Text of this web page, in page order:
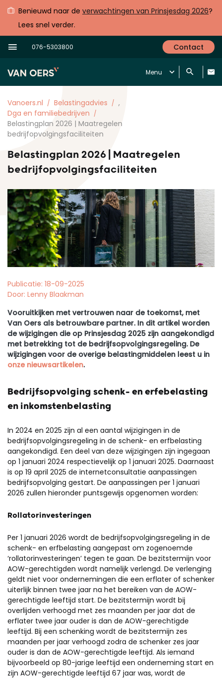
Benieuwd naar de verwachtingen van Prinsjesdag 2026?
Lees snel verder.
076-5303800 Contact
Menu
Vanoers.nl Belastingadvies
,
Dga en familiebedrijven
Belastingplan 2026 | Maatregelen
bedrijfopvolgingsfaciliteiten
Belastingplan 2026 | Maatregelen
bedrijfopvolgingsfaciliteiten
Publicatie: 18-09-2025
Door: Lenny Blaakman
Vooruitkijken met vertrouwen naar de toekomst, met
Van Oers als betrouwbare partner. In dit artikel worden
de wijzigingen die op Prinsjesdag 2025 zijn aangekondigd
met betrekking tot de bedrijfsopvolgingsregeling. De
wijzigingen voor de overige belastingmiddelen leest u in
onze nieuwsartikelen.
Bedrijfsopvolging schenk- en erfebelasting
en inkomstenbelasting
In 2024 en 2025 zijn al een aantal wijzigingen in de
bedrijfsopvolgingsregeling in de schenk- en erfbelasting
aangekondigd. Een deel van deze wijzigingen zijn ingegaan
op 1 januari 2024 respectievelijk op 1 januari 2025. Daarnaast
is op 19 april 2025 de internetconsultatie aanpassingen
bedrijfsopvolging gestart. De aanpassingen per 1 januari
2026 zullen hieronder puntsgewijs opgenomen worden:
Rollatorinvesteringen
Per 1 januari 2026 wordt de bedrijfsopvolgingsregeling in de
schenk- en erfbelasting aangepast om zogenoemde
‘rollatorinvesteringen’ tegen te gaan. De bezitstermijn voor
AOW-gerechtigden wordt namelijk verlengd. De verlenging
geldt niet voor ondernemingen die een erflater of schenker
uiterlijk binnen twee jaar na het bereiken van de AOW-
gerechtigde leeftijd start. De bezitstermijn wordt bij
overlijden verhoogd met zes maanden per jaar dat de
erflater twee jaar ouder is dan de AOW-gerechtigde
leeftijd. Bij een schenking wordt de bezitstermijn zes
maanden per jaar verhoogd zodra de schenker zes jaar
ouder is dan de AOW-gerechtigde leeftijd. Als iemand
bijvoorbeeld op 80-jarige leeftijd een onderneming start en
zijn AOW-gerechtigde leeftijd 67 jaar was, wordt de